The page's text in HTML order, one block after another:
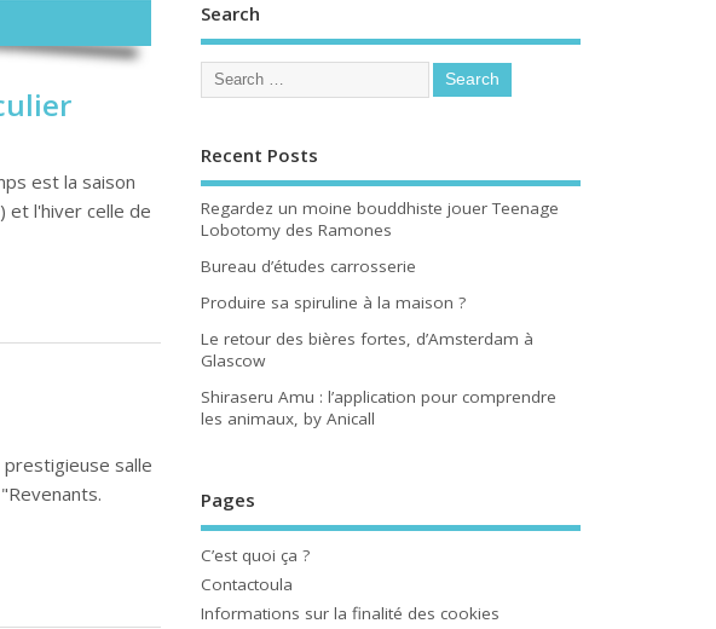
est la saison
et l'hiver celle de
salle
Search
Recent Posts
Regardez un moine bouddhiste jouer Teenage
Lobotomy des Ramones
Bureau d’études carrosserie
Produire sa spiruline à la maison ?
Le retour des bières fortes, d’Amsterdam à
Glascow
Shiraseru Amu : l’application pour comprendre
les animaux, by Anicall
Pages
C’est quoi ça ?
Contactoula
Informations sur la finalité des cookies